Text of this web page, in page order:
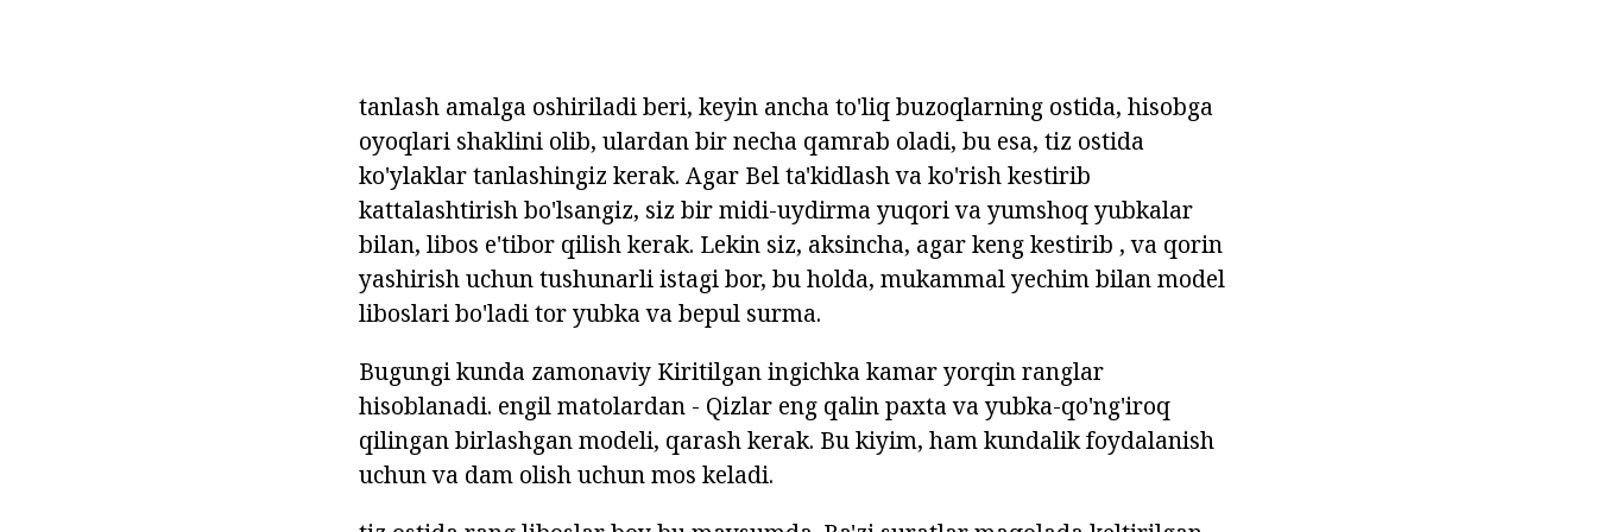
tanlash amalga oshiriladi beri, keyin ancha to'liq buzoqlarning ostida, hisobga
oyoqlari shaklini olib, ulardan bir necha qamrab oladi, bu esa, tiz ostida
ko'ylaklar tanlashingiz kerak. Agar Bel ta'kidlash va ko'rish kestirib
kattalashtirish bo'lsangiz, siz bir midi-uydirma yuqori va yumshoq yubkalar
bilan, libos e'tibor qilish kerak. Lekin siz, aksincha, agar keng kestirib , va qorin
yashirish uchun tushunarli istagi bor, bu holda, mukammal yechim bilan model
liboslari bo'ladi tor yubka va bepul surma.
Bugungi kunda zamonaviy Kiritilgan ingichka kamar yorqin ranglar
hisoblanadi. engil matolardan - Qizlar eng qalin paxta va yubka-qo'ng'iroq
qilingan birlashgan modeli, qarash kerak. Bu kiyim, ham kundalik foydalanish
uchun va dam olish uchun mos keladi.